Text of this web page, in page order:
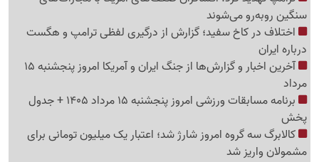
سنگین روبه‌رو می‌شوند
اختلاف در کاخ سفید؛ گزارش از درگیری لفظی ترامپ و هگست
درباره ایران
آخرین اخبار و گزارش‌ها از جنگ ایران و آمریکا امروز پنجشنبه 15
مرداد
برنامه مسابقات ورزشی امروز پنجشنبه 15 مرداد 1405 + جدول
پخش
کالابرگ سه گروه امروز شارژ شد؛ اعتبار یک میلیون تومانی برای
مشمولان واریز شد